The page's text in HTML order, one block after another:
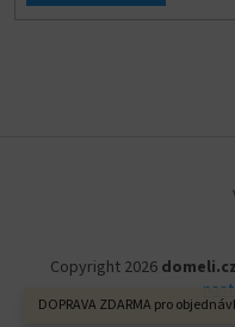
DOPRAVA ZDARMA pro
Copyright 2026 domeli.cz